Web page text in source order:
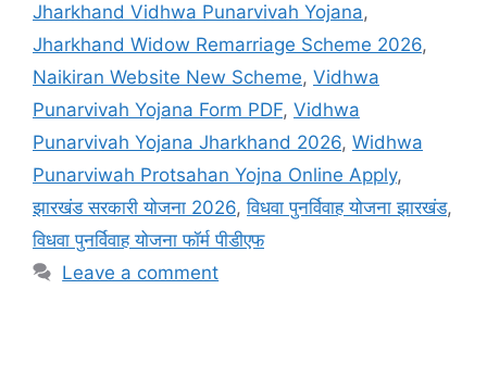
Jharkhand Vidhwa Punarvivah Yojana,
Jharkhand Widow Remarriage Scheme 2026,
Naikiran Website New Scheme, Vidhwa
Punarvivah Yojana Form PDF, Vidhwa
Punarvivah Yojana Jharkhand 2026, Widhwa
Punarviwah Protsahan Yojna Online Apply,
झारखंड सरकारी योजना 2026,विधवा पुनर्विवाह योजना झारखंड,
विधवा पुनर्विवाह योजना फॉर्म पीडीएफ
Leave a comment